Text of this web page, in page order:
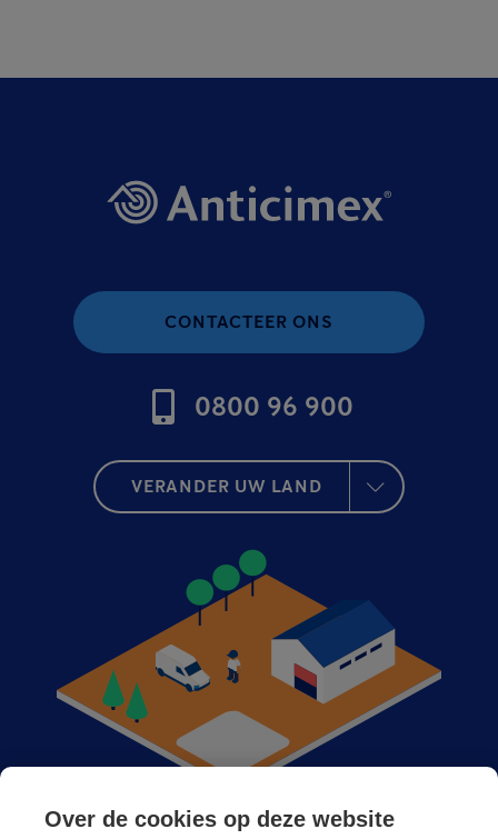
CONTACTEER ONS
0800 96 900
VERANDER UW LAND
Anticimex bij u in de buurt
Over de cookies op deze website